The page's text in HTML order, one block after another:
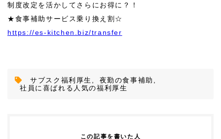
制度改定を活かしてさらにお得に？！
★食事補助サービス乗り換え割☆
https://es-kitchen.biz/transfer
サブスク福利厚生 夜勤の食事補助
社員に喜ばれる人気の福利厚生
この記事を書いた人